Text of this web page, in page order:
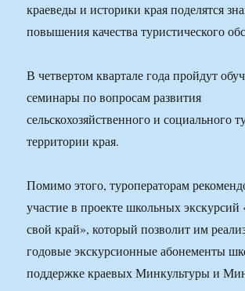
краеведы и историки края поделятся
повышения качества туристического
В четвертом квартале года пройдут
семинары по вопросам развития
сельскохозяйственного и социального
территории края.
Помимо этого, туроператорам
участие в проекте школьных
свой край», который позволит им
годовые экскурсионные абонементы
поддержке краевых Минкультуры и